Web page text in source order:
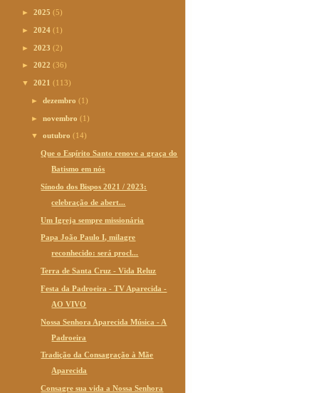
► 2025 (5)
► 2024 (1)
► 2023 (2)
► 2022 (36)
▼ 2021 (113)
►dezembro(1)
►novembro(1)
▼outubro(14)
Que o Espírito Santo renove a graça do
Batismo em nós
Sínodo dos Bispos 2021 / 2023:
celebração de abert...
Um Igreja sempre missionária
Papa João Paulo I, milagre
reconhecido: será procl...
Terra de Santa Cruz - Vida Reluz
Festa da Padroeira - TV Aparecida -
AO VIVO
Nossa Senhora Aparecida Música - A
Padroeira
Tradição da Consagração à Mãe
Aparecida
Consagre sua vida a Nossa Senhora